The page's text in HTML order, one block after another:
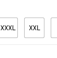
XXL
XXXL